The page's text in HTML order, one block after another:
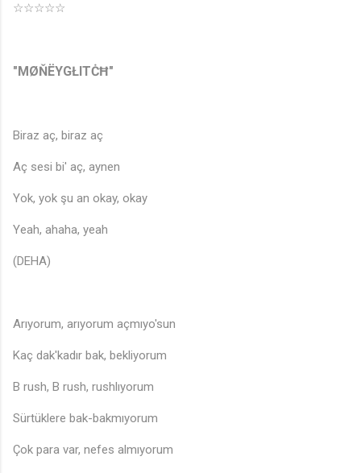
☆☆☆☆☆
"MØŇËYGŁITĊĦ"
Biraz aç, biraz aç
Aç sesi bi' aç, aynen
Yok, yok şu an okay, okay
Yeah, ahaha, yeah
(DEHA)
Arıyorum, arıyorum açmıyo'sun
Kaç dak'kadır bak, bekliyorum
B rush, B rush, rushlıyorum
Sürtüklere bak-bakmıyorum
Çok para var, nefes almıyorum